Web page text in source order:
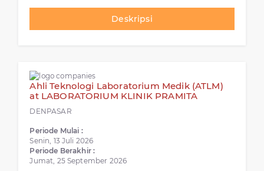
Deskripsi
Ahli Teknologi Laboratorium Medik (ATLM)
at LABORATORIUM KLINIK PRAMITA
DENPASAR
Periode Mulai :
Senin, 13 Juli 2026
Periode Berakhir :
Jumat, 25 September 2026